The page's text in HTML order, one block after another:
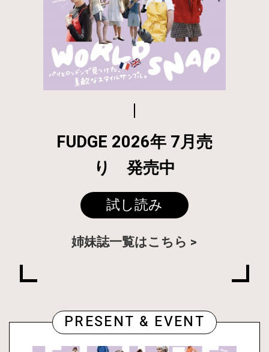
FUDGE 2026年 7月売
り 発売中
試し読み
姉妹誌一覧はこちら
PRESENT & EVENT